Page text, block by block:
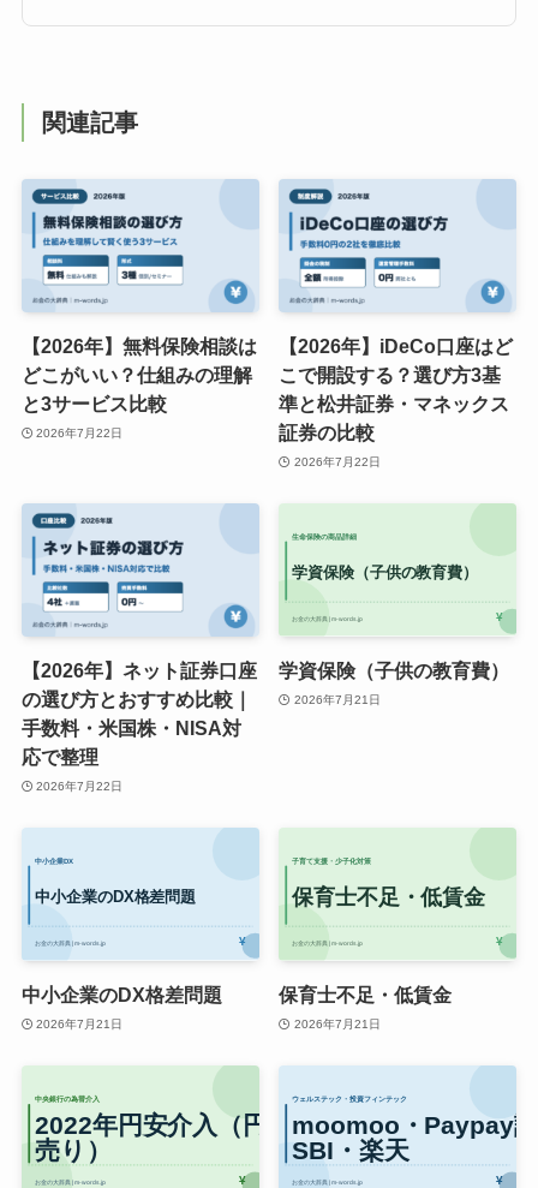
関連記事
【2026年】無料保険相談は
どこがいい？仕組みの理解
と3サービス比較
2026年7月22日
【2026年】iDeCo口座はど
こで開設する？選び方3基
準と松井証券・マネックス
証券の比較
2026年7月22日
【2026年】ネット証券口座
の選び方とおすすめ比較｜
手数料・米国株・NISA対
応で整理
2026年7月22日
学資保険（子供の教育費）
2026年7月21日
中小企業のDX格差問題
2026年7月21日
保育士不足・低賃金
2026年7月21日